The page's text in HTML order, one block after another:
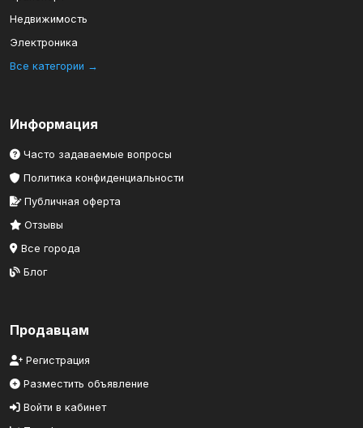
Недвижимость
Электроника
Все категории →
Информация
Часто задаваемые вопросы
Политика конфиденциальности
Публичная оферта
Отзывы
Все города
Блог
Продавцам
Регистрация
Разместить объявление
Войти в кабинет